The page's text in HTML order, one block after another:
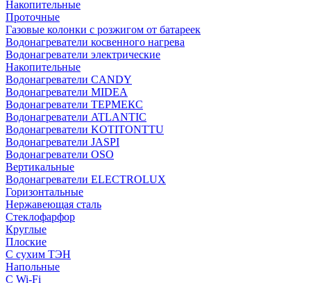
Накопительные
Проточные
Газовые колонки с розжигом от батареек
Водонагреватели косвенного нагрева
Водонагреватели электрические
Накопительные
Водонагреватели CANDY
Водонагреватели MIDEA
Водонагреватели ТЕРМЕКС
Водонагреватели ATLANTIC
Водонагреватели KOTITONTTU
Водонагреватели JASPI
Водонагреватели OSO
Вертикальные
Водонагреватели ELECTROLUX
Горизонтальные
Нержавеющая сталь
Стеклофарфор
Круглые
Плоские
С сухим ТЭН
Напольные
С Wi-Fi